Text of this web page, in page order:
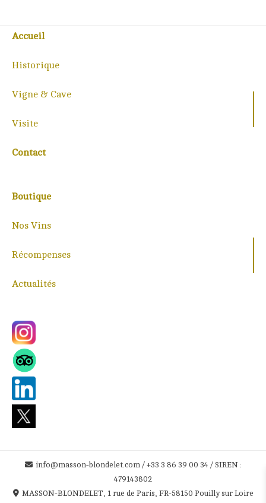
Accueil
Historique
Vigne & Cave
Visite
Contact
Boutique
Nos Vins
Récompenses
Actualités
info@masson-blondelet.com / +33 3 86 39 00 34 / SIREN :
479143802
MASSON-BLONDELET, 1 rue de Paris, FR-58150 Pouilly sur Loire